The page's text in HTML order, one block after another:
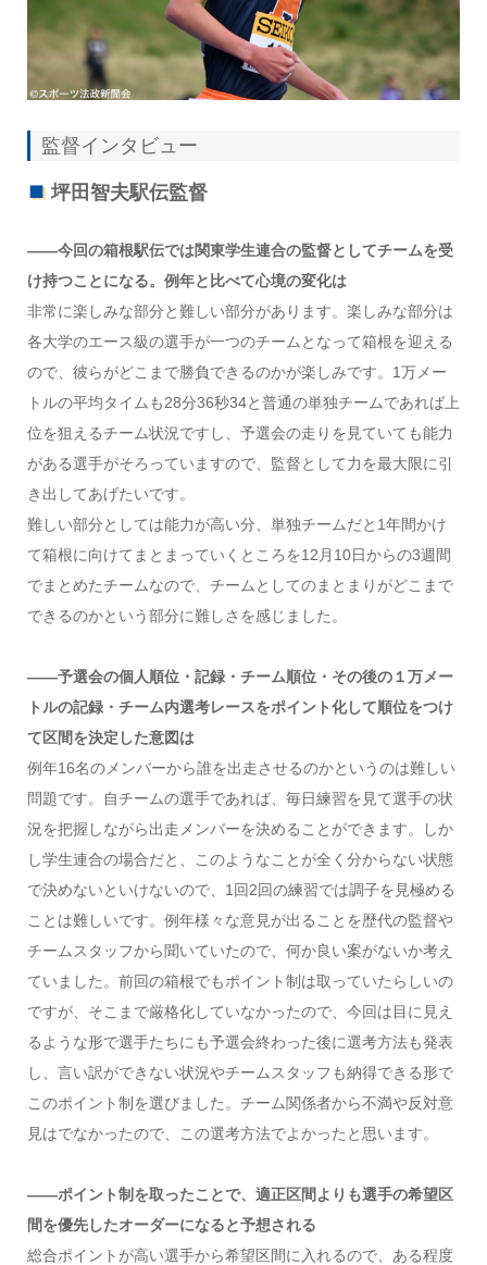
監督インタビュー
坪田智夫駅伝監督
――今回の箱根駅伝では関東学生連合の監督としてチームを受
け持つことになる。例年と比べて心境の変化は
非常に楽しみな部分と難しい部分があります。楽しみな部分は
各大学のエース級の選手が一つのチームとなって箱根を迎える
ので、彼らがどこまで勝負できるのかが楽しみです。1万メー
トルの平均タイムも28分36秒34と普通の単独チームであれば上
位を狙えるチーム状況ですし、予選会の走りを見ていても能力
がある選手がそろっていますので、監督として力を最大限に引
き出してあげたいです。
難しい部分としては能力が高い分、単独チームだと1年間かけ
て箱根に向けてまとまっていくところを12月10日からの3週間
でまとめたチームなので、チームとしてのまとまりがどこまで
できるのかという部分に難しさを感じました。
――予選会の個人順位・記録・チーム順位・その後の１万メー
トルの記録・チーム内選考レースをポイント化して順位をつけ
て区間を決定した意図は
例年16名のメンバーから誰を出走させるのかというのは難しい
問題です。自チームの選手であれば、毎日練習を見て選手の状
況を把握しながら出走メンバーを決めることができます。しか
し学生連合の場合だと、このようなことが全く分からない状態
で決めないといけないので、1回2回の練習では調子を見極める
ことは難しいです。例年様々な意見が出ることを歴代の監督や
チームスタッフから聞いていたので、何か良い案がないか考え
ていました。前回の箱根でもポイント制は取っていたらしいの
ですが、そこまで厳格化していなかったので、今回は目に見え
るような形で選手たちにも予選会終わった後に選考方法も発表
し、言い訳ができない状況やチームスタッフも納得できる形で
このポイント制を選びました。チーム関係者から不満や反対意
見はでなかったので、この選考方法でよかったと思います。
――ポイント制を取ったことで、適正区間よりも選手の希望区
間を優先したオーダーになると予想される
総合ポイントが高い選手から希望区間に入れるので、ある程度